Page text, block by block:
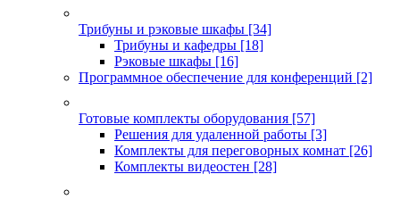
Трибуны и рэковые шкафы [34]
Трибуны и кафедры [18]
Рэковые шкафы [16]
Программное обеспечение для конференций [2]
Готовые комплекты оборудования [57]
Решения для удаленной работы [3]
Комплекты для переговорных комнат [26]
Комплекты видеостен [28]